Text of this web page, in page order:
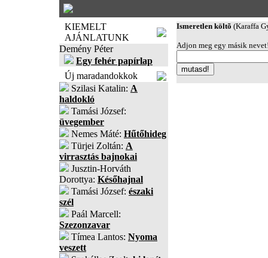
KIEMELT
AJÁNLATUNK
Demény Péter
Egy fehér papírlap
Új maradandokkok
Szilasi Katalin: A
haldokló
Tamási József:
üvegember
Nemes Máté: Hűtőhideg
Türjei Zoltán: A
virrasztás bajnokai
Jusztin-Horváth
Dorottya: Későhajnal
Tamási József: északi
szél
Paál Marcell:
Szezonzavar
Tímea Lantos: Nyoma
veszett
Ismeretlen költõ (Karaffa
Adjon meg egy másik